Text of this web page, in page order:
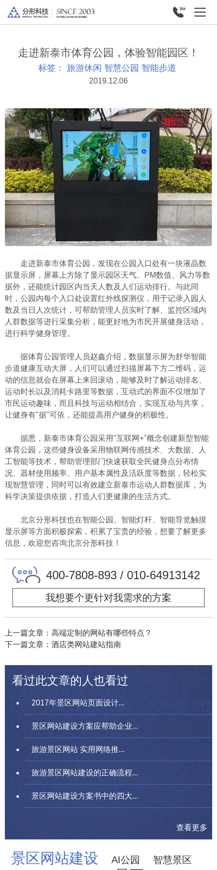
走进新泰市体育公园，体验智能园区！
标签： 旅游休闲 智慧公园 智能步道
2019.12.06
走进新泰市体育公园，发现在公园入口处有一块液晶数
据显示屏，屏幕上方除了显示园区天气、PM数值、风力等数
据外，还能统计园区内当天人数及人们运动排行。与此同
时，公园内每个入口处设置红外线探测仪，用于记录入园人
数及当日人次统计，可帮助管理人员实时了解、监控区域内
人群数据等进行采集分析，能更好地为市民开展健身活动，
进行科学健身管理。
据体育公园管理人员赵鑫介绍，数据显示屏为舒华智能
步道健康互动大屏，人们可以通过扫描屏幕下方二维码，运
动的信息就会在屏幕上来回滚动，能够及时了解运动排名、
运动时长以及消耗卡路里等数据，互动式的界面不仅增加了
市民运动趣味，而且科技与运动相结合，实现互动与共享，
让健身有"据"可依，还能提高用户健身的积极性。
据悉，新泰市体育公园采用"互联网+"概念创建新型智能
体育公园，这些健身设备采用物联网传感技术、大数据、人
工智能等技术，帮助管理部门快速获取全民健身点分布情
况、器材使用频率、用户基本属性及活跃度等数据，轻松实
现智慧管理，同时可以有效建立新泰市运动人群数据库，为
科学决策提供依据，打造人们更健康的生活方式。
北京分形科技也在智能公园、智能灯杆、智能导览触摸
显示屏等方面积极探索，积累了宝贵的经验，想要了解更多
信息，欢迎您咨询北京分形科技 ！
400-7808-893 / 010-64913142
我想要个更针对我需求的方案
上一篇文章：高端定制的网站有哪些特点？
下一篇文章：酒店类网站建站指南
看过此文章的人也看过
2017年景区网站页面设计...
景区网站建设方案应帮助企业...
旅游景区网站 实用网络推...
旅游景区网站建设的正确流程...
景区网站建设方案书中的四大...
查看更多
景区网站建设 AI公园 智慧景区